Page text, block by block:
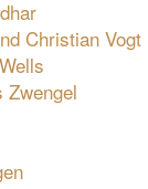
Christian Vogt
Zwengel